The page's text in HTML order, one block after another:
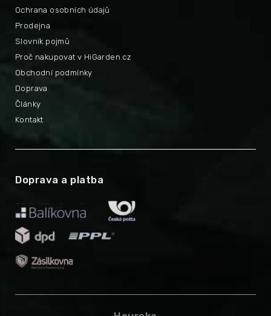
Proč nakupovat v HiGarden.cz
Obchodní podmínky
Ochrana osobních údajů
Doprava
Prodejna
Články
Slovník pojmů
Kontakt
Doprava a platba